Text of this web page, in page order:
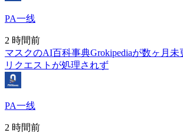
PA一线
2 時間前
マスクのAI百科事典Grokipediaが数ヶ月
リクエストが処理されず
PA一线
2 時間前